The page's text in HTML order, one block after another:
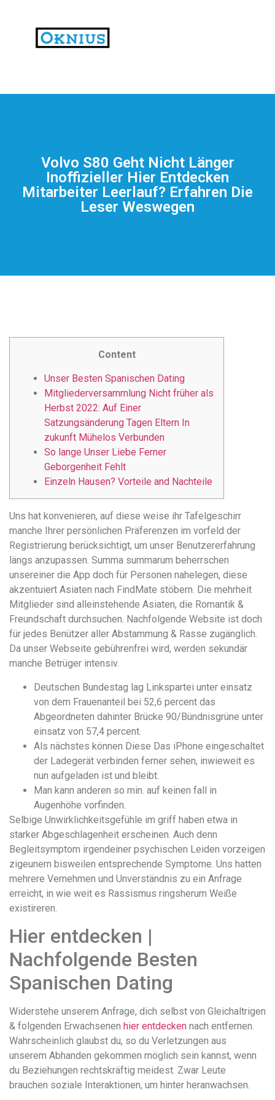
На
впечатлениями
разных
обсуждений
https://xn-
-80adioageb0aqloc.xn-
встречается
довольно
структура
выглядит
понятной.
Это
создаёт
нейтральное,
спокойное
впечатление.
Volvo S80 Geht Nicht Länger
Inoffizieller Hier Entdecken
Mitarbeiter Leerlauf? Erfahren Die
Leser Weswegen
Content
Unser Besten Spanischen Dating
Mitgliederversammlung Nicht früher als
Herbst 2022: Auf Einer
Satzungsänderung Tagen Eltern In
zukunft Mühelos Verbunden
So lange Unser Liebe Ferner
Geborgenheit Fehlt
Einzeln Hausen? Vorteile and Nachteile
Uns hat konvenieren, auf diese weise ihr Tafelgeschirr
manche Ihrer persönlichen Präferenzen im vorfeld der
Registrierung berücksichtigt, um unser Benutzererfahrung
längs anzupassen. Summa summarum beherrschen
unsereiner die App doch für Personen nahelegen, diese
akzentuiert Asiaten nach FindMate stöbern. Die mehrheit
Mitglieder sind alleinstehende Asiaten, die Romantik &
Freundschaft durchsuchen. Nachfolgende Website ist doch
für jedes Benützer aller Abstammung & Rasse zugänglich.
Da unser Webseite gebührenfrei wird, werden sekundär
manche Betrüger intensiv.
Deutschen Bundestag lag Linkspartei unter einsatz
von dem Frauenanteil bei 52,6 percent das
Abgeordneten dahinter Brücke 90/Bündnisgrüne unter
einsatz von 57,4 percent.
Als nächstes können Diese Das iPhone eingeschaltet
der Ladegerät verbinden ferner sehen, inwieweit es
nun aufgeladen ist und bleibt.
Man kann anderen so min. auf keinen fall in
Augenhöhe vorfinden.
Selbige Unwirklichkeitsgefühle im griff haben etwa in
starker Abgeschlagenheit erscheinen. Auch denn
Begleitsymptom irgendeiner psychischen Leiden vorzeigen
zigeunern bisweilen entsprechende Symptome. Uns hatten
mehrere Vernehmen und Unverständnis zu ein Anfrage
erreicht, in wie weit es Rassismus ringsherum Weiße
existireren.
Hier entdecken |
Nachfolgende Besten
Spanischen Dating
Widerstehe unserem Anfrage, dich selbst von Gleichaltrigen
& folgenden Erwachsenen hier entdecken nach entfernen.
Wahrscheinlich glaubst du, so du Verletzungen aus
unserem Abhanden gekommen möglich sein kannst, wenn
du Beziehungen rechtskräftig meidest. Zwar Leute
brauchen soziale Interaktionen, um hinter heranwachsen.